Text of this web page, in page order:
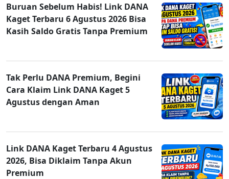
Buruan Sebelum Habis! Link DANA
Kaget Terbaru 6 Agustus 2026 Bisa
Kasih Saldo Gratis Tanpa Premium
Tak Perlu DANA Premium, Begini
Cara Klaim Link DANA Kaget 5
Agustus dengan Aman
Link DANA Kaget Terbaru 4 Agustus
2026, Bisa Diklaim Tanpa Akun
Premium